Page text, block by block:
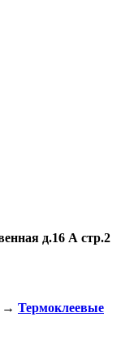
д.16 А стр.2
→ Термоклеевые